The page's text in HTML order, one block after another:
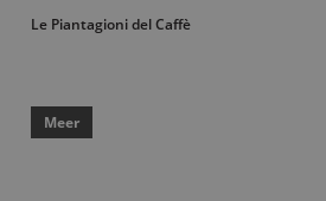
Le Piantagioni del Caffè
Meer